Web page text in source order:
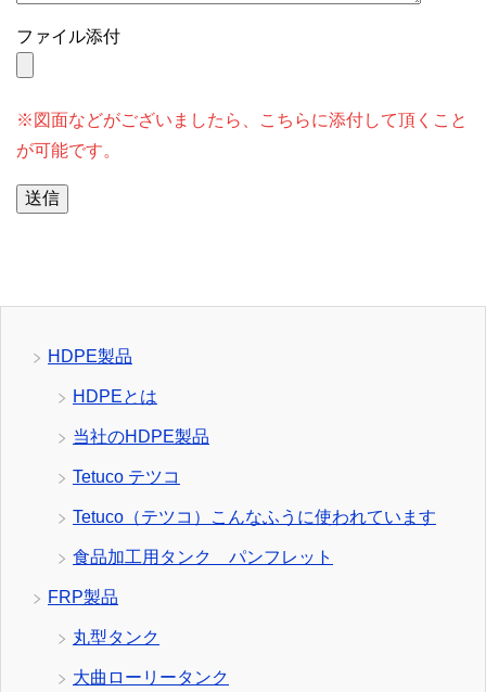
ファイル添付
※図面などがございましたら、こちらに添付して頂くこと
が可能です。
HDPE製品
HDPEとは
当社のHDPE製品
Tetuco テツコ
Tetuco（テツコ）こんなふうに使われています
食品加工用タンク パンフレット
FRP製品
丸型タンク
大曲ローリータンク